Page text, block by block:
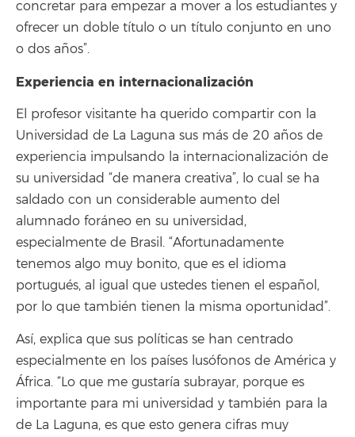
concretar para empezar a mover a los estudiantes y
ofrecer un doble título o un título conjunto en uno
o dos años”.
Experiencia en internacionalización
El profesor visitante ha querido compartir con la
Universidad de La Laguna sus más de 20 años de
experiencia impulsando la internacionalización de
su universidad “de manera creativa”, lo cual se ha
saldado con un considerable aumento del
alumnado foráneo en su universidad,
especialmente de Brasil. “Afortunadamente
tenemos algo muy bonito, que es el idioma
portugués, al igual que ustedes tienen el español,
por lo que también tienen la misma oportunidad”.
Así, explica que sus políticas se han centrado
especialmente en los países lusófonos de América y
África. “Lo que me gustaría subrayar, porque es
importante para mi universidad y también para la
de La Laguna, es que esto genera cifras muy